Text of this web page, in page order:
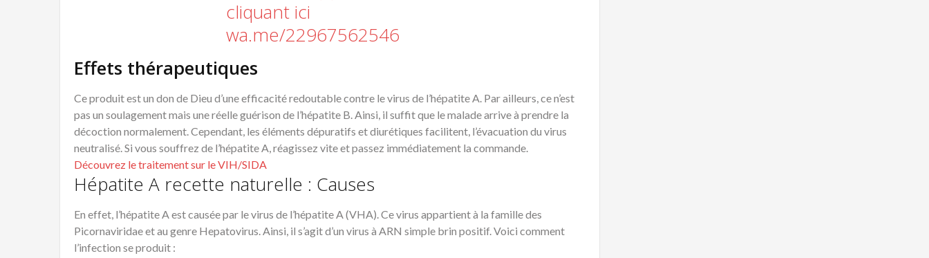
Effets thérapeutiques
Ce produit est un don de Dieu d’une efficacité redoutable contre le virus de l’hépatite A. Par ailleurs, ce n’est
pas un soulagement mais une réelle guérison de l’hépatite B. Ainsi, il suffit que le malade arrive à prendre la
décoction normalement. Cependant, les éléments dépuratifs et diurétiques facilitent, l’évacuation du virus
neutralisé. Si vous souffrez de l’hépatite A, réagissez vite et passez immédiatement la commande.
Découvrez le traitement sur le VIH/SIDA
Hépatite A recette naturelle : Causes
En effet, l’hépatite A est causée par le virus de l’hépatite A (VHA). Ce virus appartient à la famille des
Picornaviridae et au genre Hepatovirus. Ainsi, il s’agit d’un virus à ARN simple brin positif. Voici comment
l’infection se produit :